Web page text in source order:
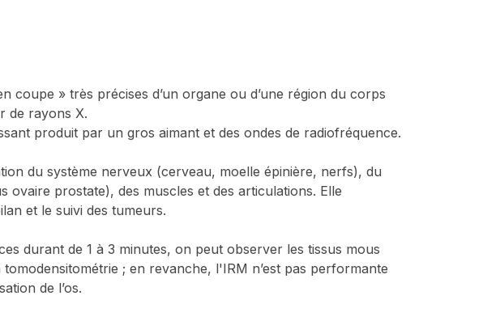
coupe » très précises d’un organe ou d’une région du corps
de rayons X.
produit par un gros aimant et des ondes de radiofréquence.
du système nerveux (cerveau, moelle épinière, nerfs), du
prostate), des muscles et des articulations. Elle
et le suivi des tumeurs.
durant de 1 à 3 minutes, on peut observer les tissus mous
; en revanche, l'IRM n’est pas performante
de l’os.